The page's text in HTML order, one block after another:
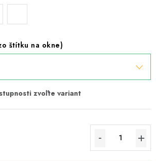
štítku na okne)